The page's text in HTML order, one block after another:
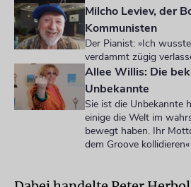
Milcho Leviev, der
Kommunisten
Der Pianist: »Ich
verdammt zügig
Allee Willis: Die
Unbekannte
Sie ist die Unbekannte
einige die Welt im
bewegt haben. Ihr
dem Groove kollidieren«